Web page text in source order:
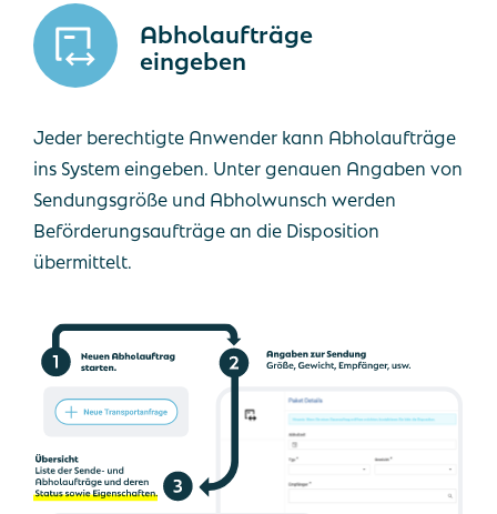
Abholaufträge
eingeben
Jeder berechtigte Anwender kann Abholaufträge
ins System eingeben. Unter genauen Angaben von
Sendungsgröße und Abholwunsch werden
Beförderungsaufträge an die Disposition
übermittelt.